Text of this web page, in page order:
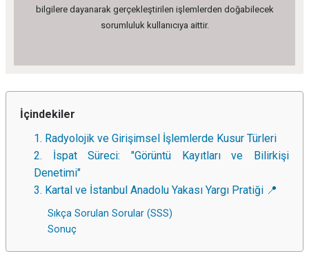
bilgilere dayanarak gerçekleştirilen işlemlerden doğabilecek
sorumluluk kullanıcıya aittir.
İçindekiler
1. Radyolojik ve Girişimsel İşlemlerde Kusur Türleri
2. İspat Süreci: "Görüntü Kayıtları ve Bilirkişi
Denetimi"
3. Kartal ve İstanbul Anadolu Yakası Yargı Pratiği 📍
Sıkça Sorulan Sorular (SSS)
Sonuç